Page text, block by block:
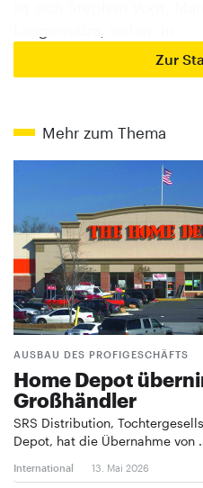
Zur
Mehr zum Thema
AUSBAU DES PROFIGESCHÄFTS
Home Depot
Großhändler
SRS Distribution,
Depot, hat die Übernahme von
International 13. Mai 2026